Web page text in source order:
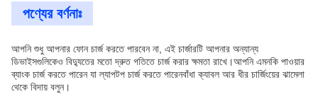
পণ্যের বর্ণনাঃ
আপনি শুধু আপনার ফোন চার্জ করতে পারবেন না, এই চার্জারটি আপনার অন্যান্য
ডিভাইসগুলিকেও বিদ্যুতের মতো দ্রুত গতিতে চার্জ করার ক্ষমতা রাখে।আপনি এমনকি পাওয়ার
ব্যাংক চার্জ করতে পারেন যা ল্যাপটপ চার্জ করতে পারেনবাঁধা ক্যাবল আর ধীর চার্জিংয়ের ঝামেলা
থেকে বিদায় বলুন।